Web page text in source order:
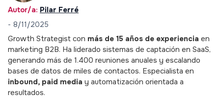
Autor/a: Pilar Ferré
- 8/11/2025
Growth Strategist con más de 15 años de experiencia en
marketing B2B. Ha liderado sistemas de captación en SaaS,
generando más de 1.400 reuniones anuales y escalando
bases de datos de miles de contactos. Especialista en
inbound, paid media y automatización orientada a
resultados.